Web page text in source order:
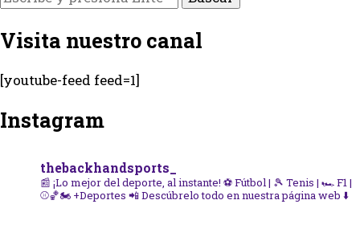
algo?
Visita nuestro canal
[youtube-feed feed=1]
Instagram
thebackhandsports_
📰 ¡Lo mejor del deporte, al instante! ⚽ Fútbol | 🎾 Tenis | 🏎️ F1 |
⚾🏀🏍️ +Deportes 📲 Descúbrelo todo en nuestra página web ⬇️